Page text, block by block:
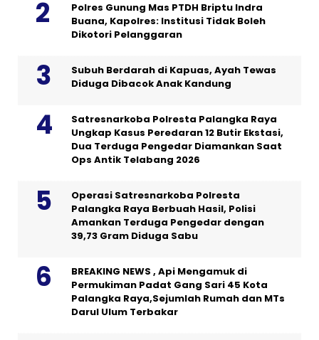
Polres Gunung Mas PTDH Briptu Indra
Buana, Kapolres: Institusi Tidak Boleh
Dikotori Pelanggaran
Subuh Berdarah di Kapuas, Ayah Tewas
Diduga Dibacok Anak Kandung
Satresnarkoba Polresta Palangka Raya
Ungkap Kasus Peredaran 12 Butir Ekstasi,
Dua Terduga Pengedar Diamankan Saat
Ops Antik Telabang 2026
Operasi Satresnarkoba Polresta
Palangka Raya Berbuah Hasil, Polisi
Amankan Terduga Pengedar dengan
39,73 Gram Diduga Sabu
BREAKING NEWS , Api Mengamuk di
Permukiman Padat Gang Sari 45 Kota
Palangka Raya,Sejumlah Rumah dan MTs
Darul Ulum Terbakar